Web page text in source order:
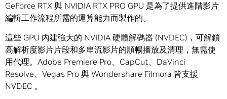
GeForce RTX 與 NVIDIA RTX PRO GPU 是為了提供進階影片
編輯工作流程所需的運算能力而製作的。
這些 GPU 內建強大的 NVIDIA 硬體解碼器 (NVDEC)，可解鎖
高解析度影片片段和多串流影片的順暢播放及清理，無需使
用代理。Adobe Premiere Pro、CapCut、DaVinci
Resolve、Vegas Pro 與 Wondershare Filmora 皆支援
NVDEC 。